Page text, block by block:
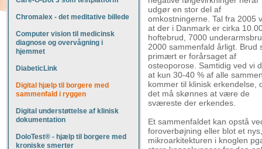
Chromalex - det meditative billede
Computer vision til medicinsk
diagnose og overvågning i
hjemmet
DiabeticLink
Digital hjælp til borgere med
sammenfald i ryggen
Digital understøttelse af klinisk
dokumentation
DoloTest® - hjælp til borgere med
kroniske smerter
udgør en stor del af
omkostningerne. Tal fra 2005
at der i Danmark er cirka
hoftebrud, 7000
2000 sammenfald årligt. Brud
primært er forårsaget af
osteoporose. Samtidig ved vi
at kun 30-40 % af alle
kommer til klinisk erkendelse,
det må skønnes at være de
sværeste der erkendes.
Et sammenfaldet kan opstå
foroverbøjning eller blot et
mikroarkitekturen i knoglen